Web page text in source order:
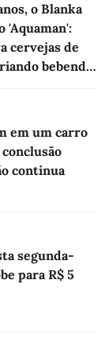
o Blanka
'Aquaman':
cervejas de
bebendo
em um carro
continua
segunda-
para R$ 5